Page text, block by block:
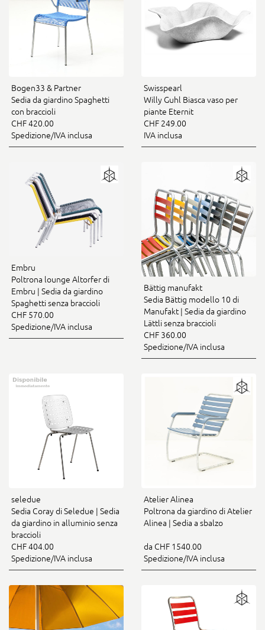
Bogen33 & Partner
Sedia da giardino Spaghetti
con braccioli
CHF 420.00
Spedizione/IVA inclusa
Swisspearl
Willy Guhl Biasca vaso per
piante Eternit
CHF 249.00
IVA inclusa
Embru
Poltrona lounge Altorfer di
Embru | Sedia da giardino
Spaghetti senza braccioli
CHF 570.00
Spedizione/IVA inclusa
Bättig manufakt
Sedia Bättig modello 10 di
Manufakt | Sedia da giardino
Lättli senza braccioli
CHF 360.00
Spedizione/IVA inclusa
seledue
Sedia Coray di Seledue | Sedia
da giardino in alluminio senza
braccioli
CHF 404.00
Spedizione/IVA inclusa
Atelier Alinea
Poltrona da giardino di Atelier
Alinea | Sedia a sbalzo
da CHF 1540.00
Spedizione/IVA inclusa